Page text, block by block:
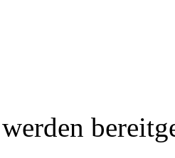
werden